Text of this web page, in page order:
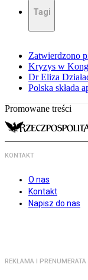
Tagi
Zatwierdzono
Kryzys w
Dr Eliza
Polska składa
Promowane treści
KONTAKT
O nas
Kontakt
Napisz do nas
REKLAMA I PRENUMERATA